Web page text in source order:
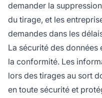
demander la
du tirage, et les
demandes dans les
La sécurité des
la conformité. Les
lors des tirages au sort
en toute sécurité et